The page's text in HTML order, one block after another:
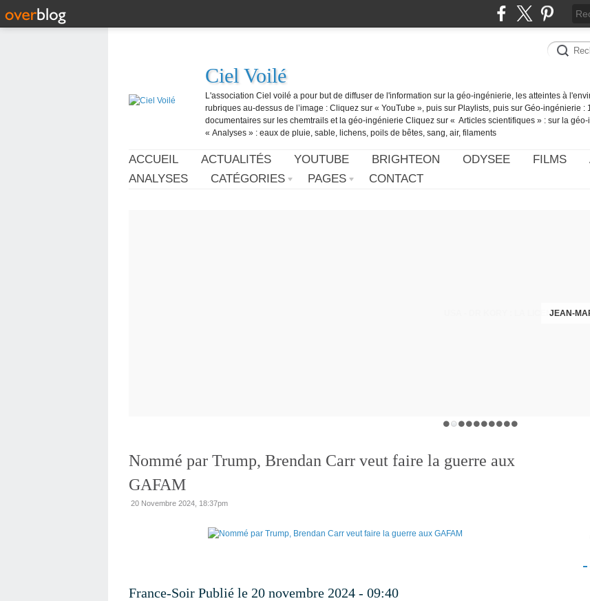
Ciel Voilé
L'association Ciel voilé a pour but de diffuser de l'information sur la géo-ingénierie, les atteintes à
rubriques au-dessus de l’image : Cliquez sur « YouTube », puis sur Playlists, puis sur Géo-ingénierie :
documentaires sur les chemtrails et la géo-ingénierie Cliquez sur « Articles scientifiques » : sur la
« Analyses » : eaux de pluie, sable, lichens, poils de bêtes, sang, air, filaments
ACCUEIL ACTUALITÉS YOUTUBE BRIGHTEON ODYSEE FILMS
ANALYSES
CATÉGORIES PAGES CONTACT
JEAN-
Nommé par Trump, Brendan Carr veut faire la guerre aux
GAFAM
20 Novembre 2024, 18:37pm
France-Soir Publié le 20 novembre 2024 - 09:40